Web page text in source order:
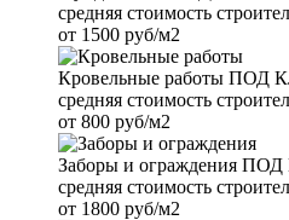
средняя стоимость
от 1500 руб/м2
Кровельные работы ПОД
средняя стоимость
от 800 руб/м2
Заборы и ограждения ПОД
средняя стоимость
от 1800 руб/м2